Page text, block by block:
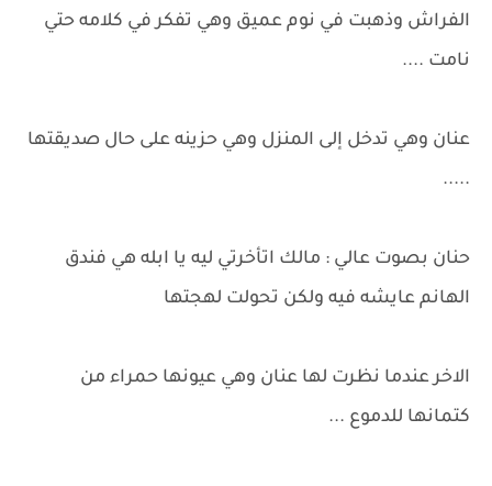
الفراش وذهبت في نوم عميق وهي تفكر في كلامه حتي
نامت ....
عنان وهي تدخل إلى المنزل وهي حزينه على حال صديقتها
.....
حنان بصوت عالي : مالك اتأخرتي ليه يا ابله هي فندق
الهانم عايشه فيه ولكن تحولت لهجتها
الاخر عندما نظرت لها عنان وهي عيونها حمراء من
كتمانها للدموع ...